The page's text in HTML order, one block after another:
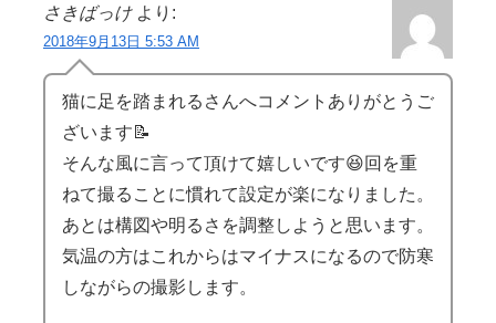
さきばっけ より:
2018年9月13日 5:53 AM
猫に足を踏まれるさんへコメントありがとうご
ざいます📝
そんな風に言って頂けて嬉しいです😆回を重
ねて撮ることに慣れて設定が楽になりました。
あとは構図や明るさを調整しようと思います。
気温の方はこれからはマイナスになるので防寒
しながらの撮影します。